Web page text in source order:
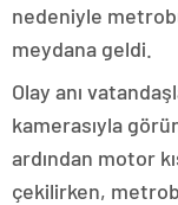
nedeniyle
meydana geldi.
Olay anı
kamerasıyla
ardından motor
çekilirken,